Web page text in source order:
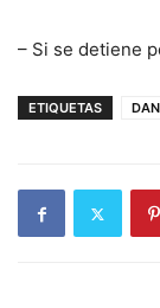
– Si se detiene
ETIQUETAS